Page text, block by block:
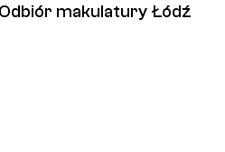
Odbiór makulatury Łódź